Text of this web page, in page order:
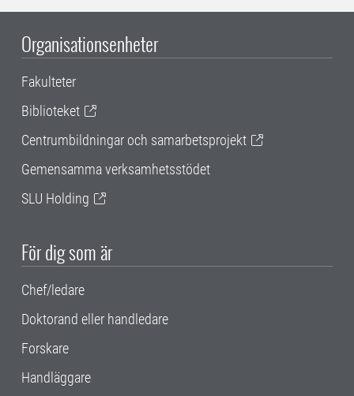
Organisationsenheter
Fakulteter
Biblioteket
Centrumbildningar och samarbetsprojekt
Gemensamma verksamhetsstödet
SLU Holding
För dig som är
Chef/ledare
Doktorand eller handledare
Forskare
Handläggare